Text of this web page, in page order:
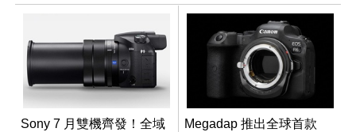
Sony 7 月雙機齊發！全域
Megadap 推出全球首款